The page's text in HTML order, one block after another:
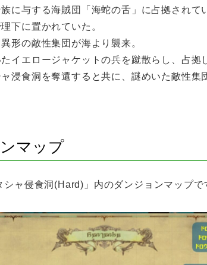
に与する海賊団「海蛇の舌」に占拠されて
下に置かれていた。
形の敵性集団が海より襲来。
イエロージャケットの兵を蹴散らし、占拠
浸食洞を奪還すると共に、謎めいた敵性集
マップ
シャ侵食洞(Hard) 」内のダンジョンマップで